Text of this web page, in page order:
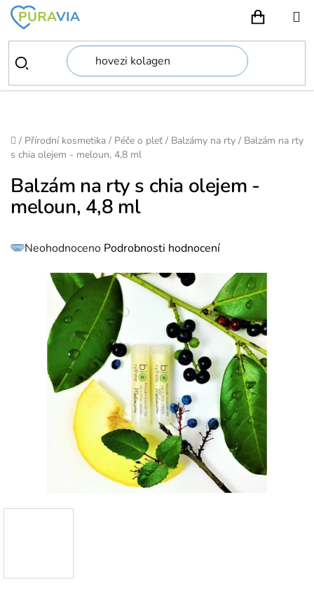
Přejít
obsah
Domů
/ Přírodní kosmetika / Péče o pleť / Balzámy na rty / Balzám na rty
s chia olejem - meloun, 4,8 ml
Balzám na rty s chia olejem -
meloun, 4,8 ml
Průměrné
hodnocení
hvězdiček.
Neohodnoceno Podrobnosti hodnocení